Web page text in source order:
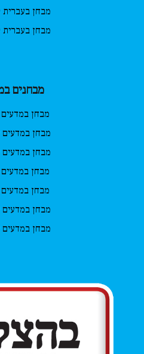
מבחן
מבחן
מבחנים
מבחן
מבחן
מבחן
מבחן
מבחן
מבחן
מבחן